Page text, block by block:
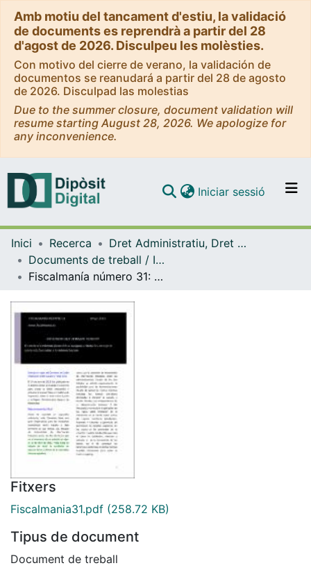
Amb motiu del tancament d'estiu, la validació
de documents es reprendrà a partir del 28
d'agost de 2026. Disculpeu les molèsties.
Con motivo del cierre de verano, la validación de
documentos se reanudará a partir del 28 de agosto
de 2026. Disculpad las molestias
Due to the summer closure, document validation will
resume starting August 28, 2026. We apologize for
any inconvenience.
Navega per tot el DD
Com publicar
Iniciar sessió (current)
Inici Recerca
Dret Administratiu, Dret Processal i Dret Financer i Tributari
Documents de treball / Informes (Dret Administratiu, Dret Processal i Dret Financer i Tributari)
Fiscalmanía número 31: novedades que debemos conocer
Fitxers
Fiscalmania31.pdf (258.72 KB)
Tipus de document
Document de treball